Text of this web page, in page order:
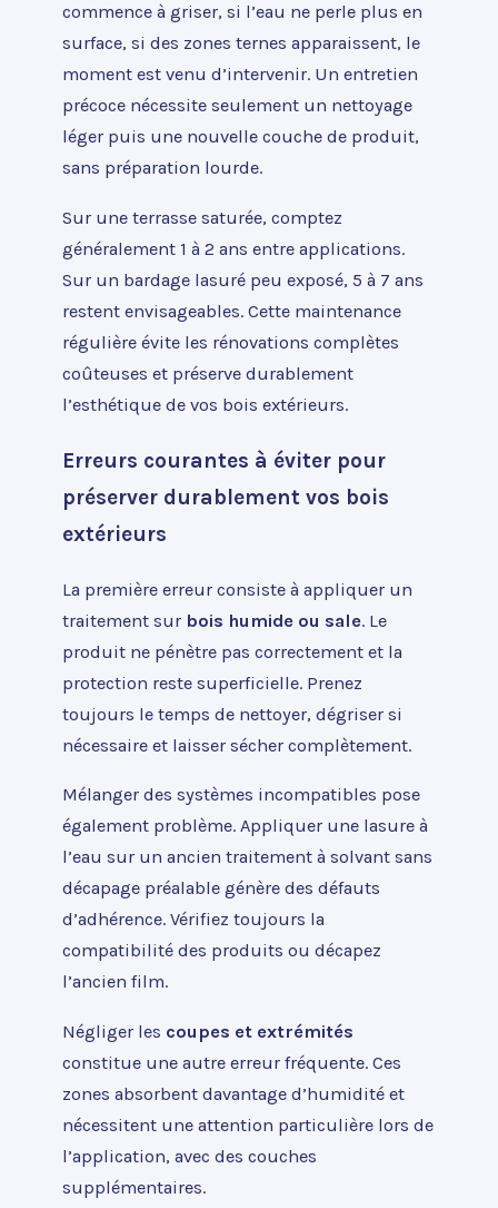
commence à griser, si l’eau ne perle plus en
surface, si des zones ternes apparaissent, le
moment est venu d’intervenir. Un entretien
précoce nécessite seulement un nettoyage
léger puis une nouvelle couche de produit,
sans préparation lourde.
Sur une terrasse saturée, comptez
généralement 1 à 2 ans entre applications.
Sur un bardage lasuré peu exposé, 5 à 7 ans
restent envisageables. Cette maintenance
régulière évite les rénovations complètes
coûteuses et préserve durablement
l’esthétique de vos bois extérieurs.
Erreurs courantes à éviter pour
préserver durablement vos bois
extérieurs
La première erreur consiste à appliquer un
traitement sur bois humide ou sale. Le
produit ne pénètre pas correctement et la
protection reste superficielle. Prenez
toujours le temps de nettoyer, dégriser si
nécessaire et laisser sécher complètement.
Mélanger des systèmes incompatibles pose
également problème. Appliquer une lasure à
l’eau sur un ancien traitement à solvant sans
décapage préalable génère des défauts
d’adhérence. Vérifiez toujours la
compatibilité des produits ou décapez
l’ancien film.
Négliger les coupes et extrémités
constitue une autre erreur fréquente. Ces
zones absorbent davantage d’humidité et
nécessitent une attention particulière lors de
l’application, avec des couches
supplémentaires.